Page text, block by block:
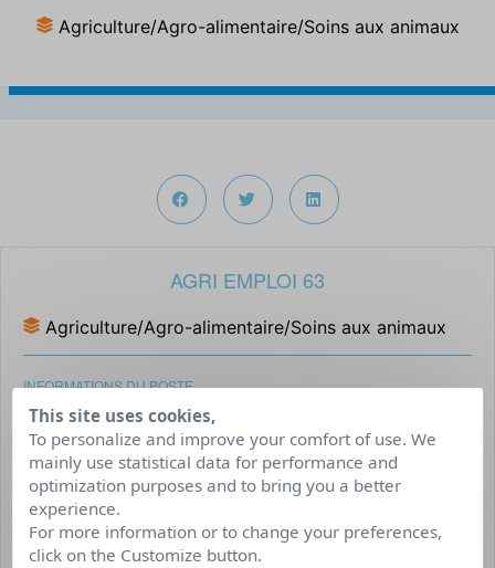
Agriculture/Agro-alimentaire/Soins aux animaux
AGRI EMPLOI 63
Agriculture/Agro-alimentaire/Soins aux animaux
INFORMATIONS DU POSTE
CDD/Interim
Nord du département du Puy de Dôme (Saint-
Beauzire, Sardon,...).
Saisonnier
This site uses cookies,
To personalize and improve your comfort of use. We
mainly use statistical data for performance and
optimization purposes and to bring you a better
experience.
For more information or to change your preferences,
click on the Customize button.